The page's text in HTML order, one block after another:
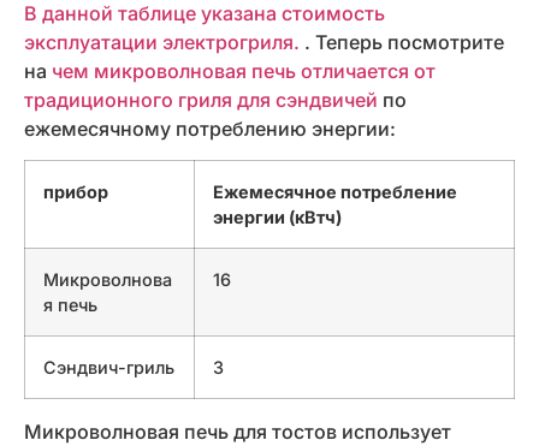
В данной таблице указана стоимость
эксплуатации электрогриля. . Теперь посмотрите
на чем микроволновая печь отличается от
традиционного гриля для сэндвичей по
ежемесячному потреблению энергии:
прибор
Ежемесячное потребление
энергии (кВтч)
Микроволнова
я печь
16
Сэндвич-гриль 3
Микроволновая печь для тостов использует